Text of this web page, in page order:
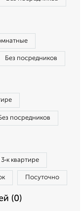
Без посредников
посредников
3‑к квартире
Посуточно
(0)